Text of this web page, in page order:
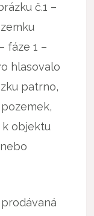
č.1 –
fáze 1 –
hlasovalo
patrno,
k objektu